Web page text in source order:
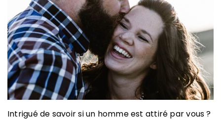
Intrigué de savoir si un homme est attiré par vous ?